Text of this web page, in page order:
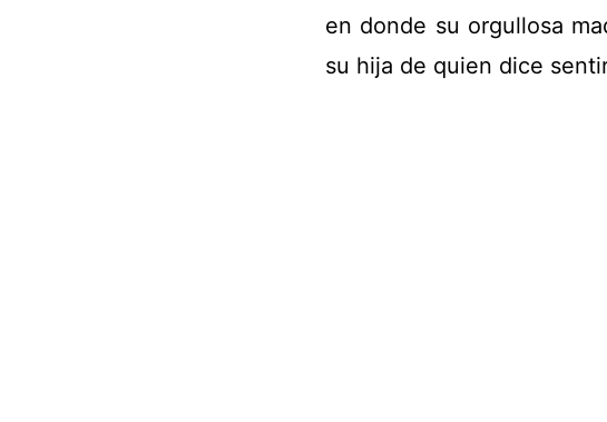
en donde su orgullosa
su hija de quien dice